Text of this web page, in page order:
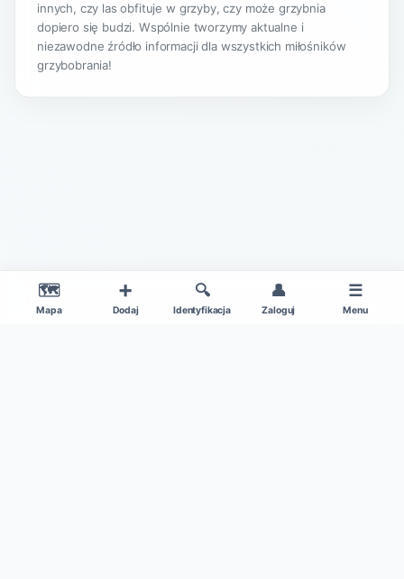
🗺️
Mapa
➕
Dodaj
🔍
Identyfikacja
👤
Zaloguj
☰
Menu
innych, czy las obfituje w grzyby, czy może grzybnia
dopiero się budzi. Wspólnie tworzymy aktualne i
niezawodne źródło informacji dla wszystkich miłośników
grzybobrania!